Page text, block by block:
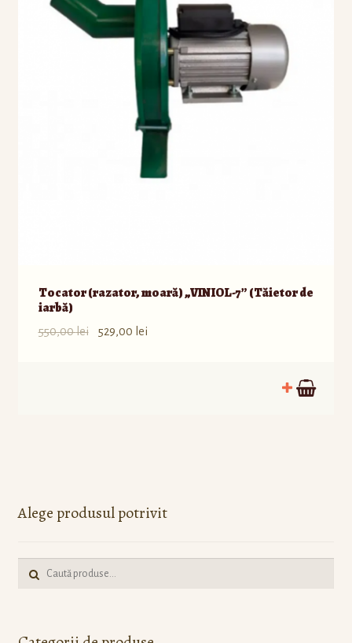
Tocator (razator, moară) „VINIOL-7” (Tăietor de
iarbă)
550,00lei 529,00 lei
Alege produsul potrivit
Caută: